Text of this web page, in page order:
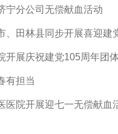
分公司无偿献血活动
田林县同步开展喜迎建
展庆祝建党105周年团
有担当
院开展迎七一无偿献血